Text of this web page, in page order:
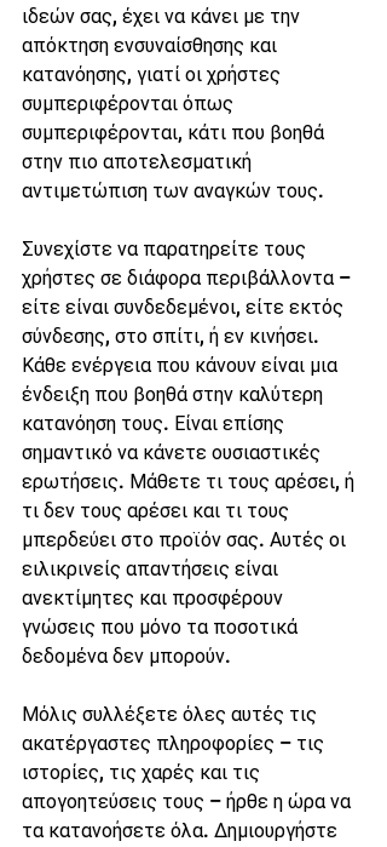
ιδεών σας, έχει να κάνει με την
απόκτηση ενσυναίσθησης και
κατανόησης, γιατί οι χρήστες
συμπεριφέρονται όπως
συμπεριφέρονται, κάτι που βοηθά
στην πιο αποτελεσματική
αντιμετώπιση των αναγκών τους.
Συνεχίστε να παρατηρείτε τους
χρήστες σε διάφορα περιβάλλοντα –
είτε είναι συνδεδεμένοι, είτε εκτός
σύνδεσης, στο σπίτι, ή εν κινήσει.
Κάθε ενέργεια που κάνουν είναι μια
ένδειξη που βοηθά στην καλύτερη
κατανόηση τους. Είναι επίσης
σημαντικό να κάνετε ουσιαστικές
ερωτήσεις. Μάθετε τι τους αρέσει, ή
τι δεν τους αρέσει και τι τους
μπερδεύει στο προϊόν σας. Αυτές οι
ειλικρινείς απαντήσεις είναι
ανεκτίμητες και προσφέρουν
γνώσεις που μόνο τα ποσοτικά
δεδομένα δεν μπορούν.
Μόλις συλλέξετε όλες αυτές τις
ακατέργαστες πληροφορίες – τις
ιστορίες, τις χαρές και τις
απογοητεύσεις τους – ήρθε η ώρα να
τα κατανοήσετε όλα. Δημιουργήστε